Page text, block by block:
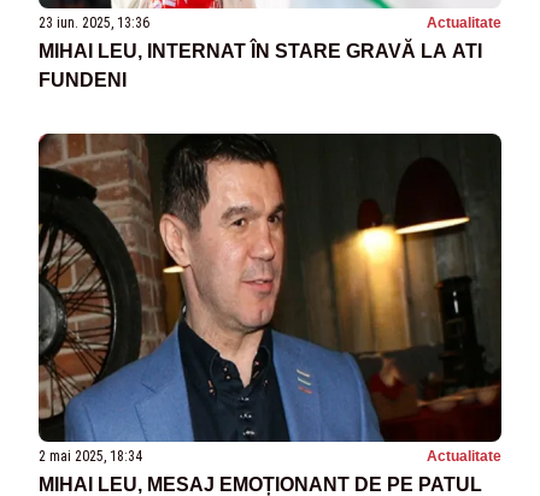
23 iun. 2025, 13:36 Actualitate
MIHAI LEU, INTERNAT ÎN STARE GRAVĂ LA ATI
FUNDENI
2 mai 2025, 18:34 Actualitate
MIHAI LEU, MESAJ EMOȚIONANT DE PE PATUL